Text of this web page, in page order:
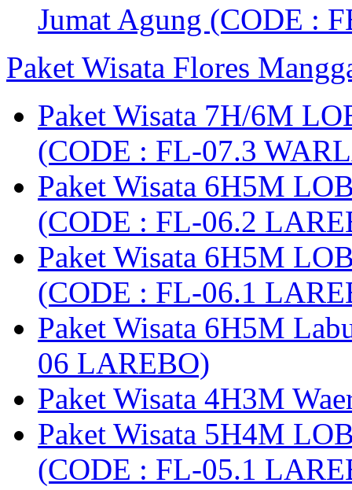
Jumat Agung (CODE :
Paket Wisata Flores
Paket Wisata 7H/6M
(CODE : FL-07.3
Paket Wisata 6H5M
(CODE : FL-06.2
Paket Wisata 6H5M
(CODE : FL-06.1
Paket Wisata 6H5M
06 LAREBO)
Paket Wisata 4H3M
Paket Wisata 5H4M
(CODE : FL-05.1